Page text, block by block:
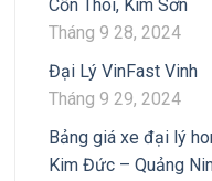
Cồn Thoi, Kim Sơn
Tháng 9 28, 2024
Đại Lý VinFast Vinh
Tháng 9 29, 2024
Bảng giá xe đại lý
Kim Đức – Quảng